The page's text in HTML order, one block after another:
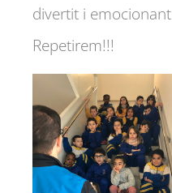
divertit i
Repetirem!!!